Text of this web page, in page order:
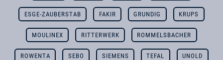
ESGE-ZAUBERSTAB FAKIR GRUNDIG KRUPS
MOULINEX RITTERWERK ROMMELSBACHER
ROWENTA SEBO SIEMENS TEFAL UNOLD